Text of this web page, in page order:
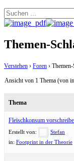
Suchen
nach:
Themen-
Verstehen › Foren ›
Ansicht von 1 Thema (von
Thema
Fleischkonsum
Erstellt von:
Stefan
in: Footprint in der Theorie